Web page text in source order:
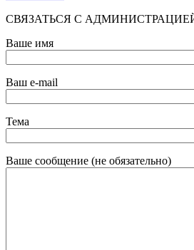
СВЯЗАТЬСЯ С
Ваше имя
Ваш e-mail
Тема
Ваше сообщение (не обязательно)